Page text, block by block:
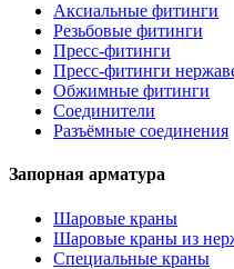
Аксиальные фитинги
Резьбовые фитинги
Пресс-фитинги
Пресс-фитинги
Обжимные фитинги
Соединители
Разъёмные соединения
Запорная арматура
Шаровые краны
Шаровые краны из
Специальные краны